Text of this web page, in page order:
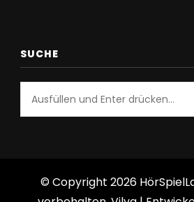
SUCHE
Suchst
du
© Copyright 2026